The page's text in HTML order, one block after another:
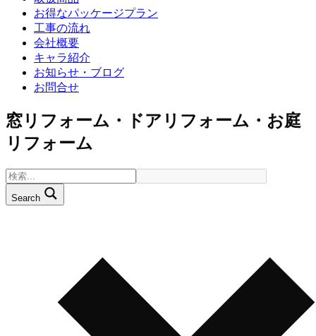
お得なパッケージプラン
工事の流れ
会社概要
キャラ紹介
お知らせ・ブログ
お問合せ
窓リフォーム・ドアリフォーム・お庭
リフォーム
Search